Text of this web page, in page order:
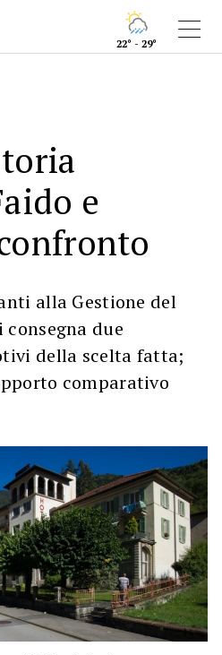
22° - 29°
e
alla Gestione del
due
della scelta fatta;
comparativo